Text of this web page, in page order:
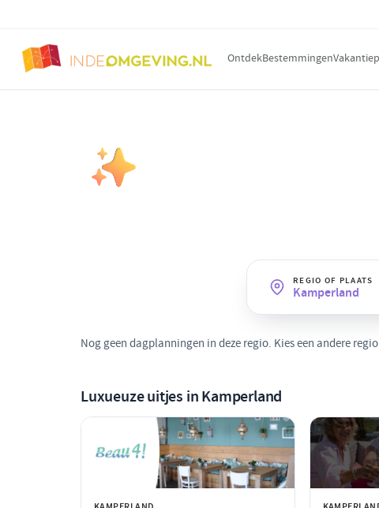
OntdekBestemmingen
REGIO OF PLAATS
Kamperland
Nog geen dagplanningen in deze regio. Kies een andere
Luxueuze uitjes in Kamperland